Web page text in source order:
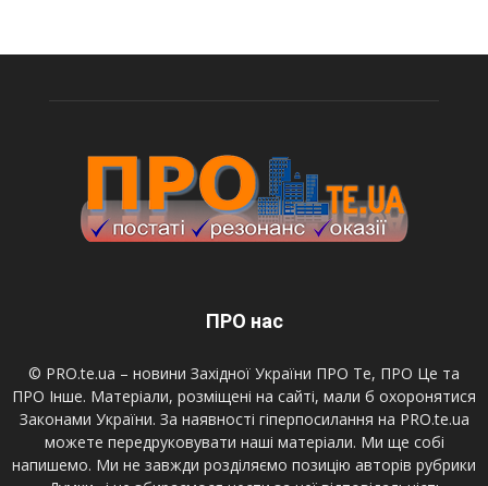
ПРО нас
© PRO.te.ua – новини Західної України ПРО Те, ПРО Це та
ПРО Інше. Матеріали, розміщені на сайті, мали б охоронятися
Законами України. За наявності гіперпосилання на PRO.te.ua
можете передруковувати наші матеріали. Ми ще собі
напишемо. Ми не завжди розділяємо позицію авторів рубрики